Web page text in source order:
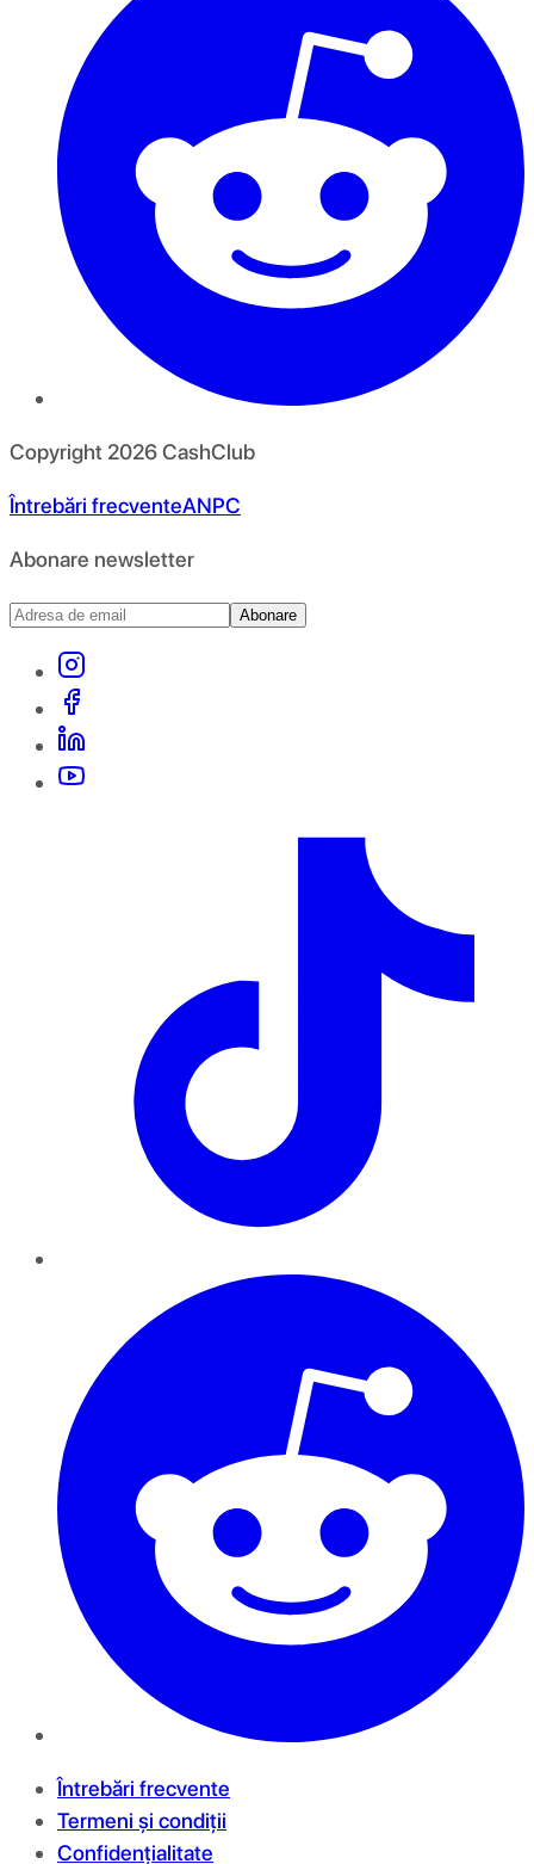
Copyright 2026CashClub
Întrebări frecventeANPC
Abonare newsletter
Abonare
Întrebări frecvente
Termeni și condiții
Confidențialitate